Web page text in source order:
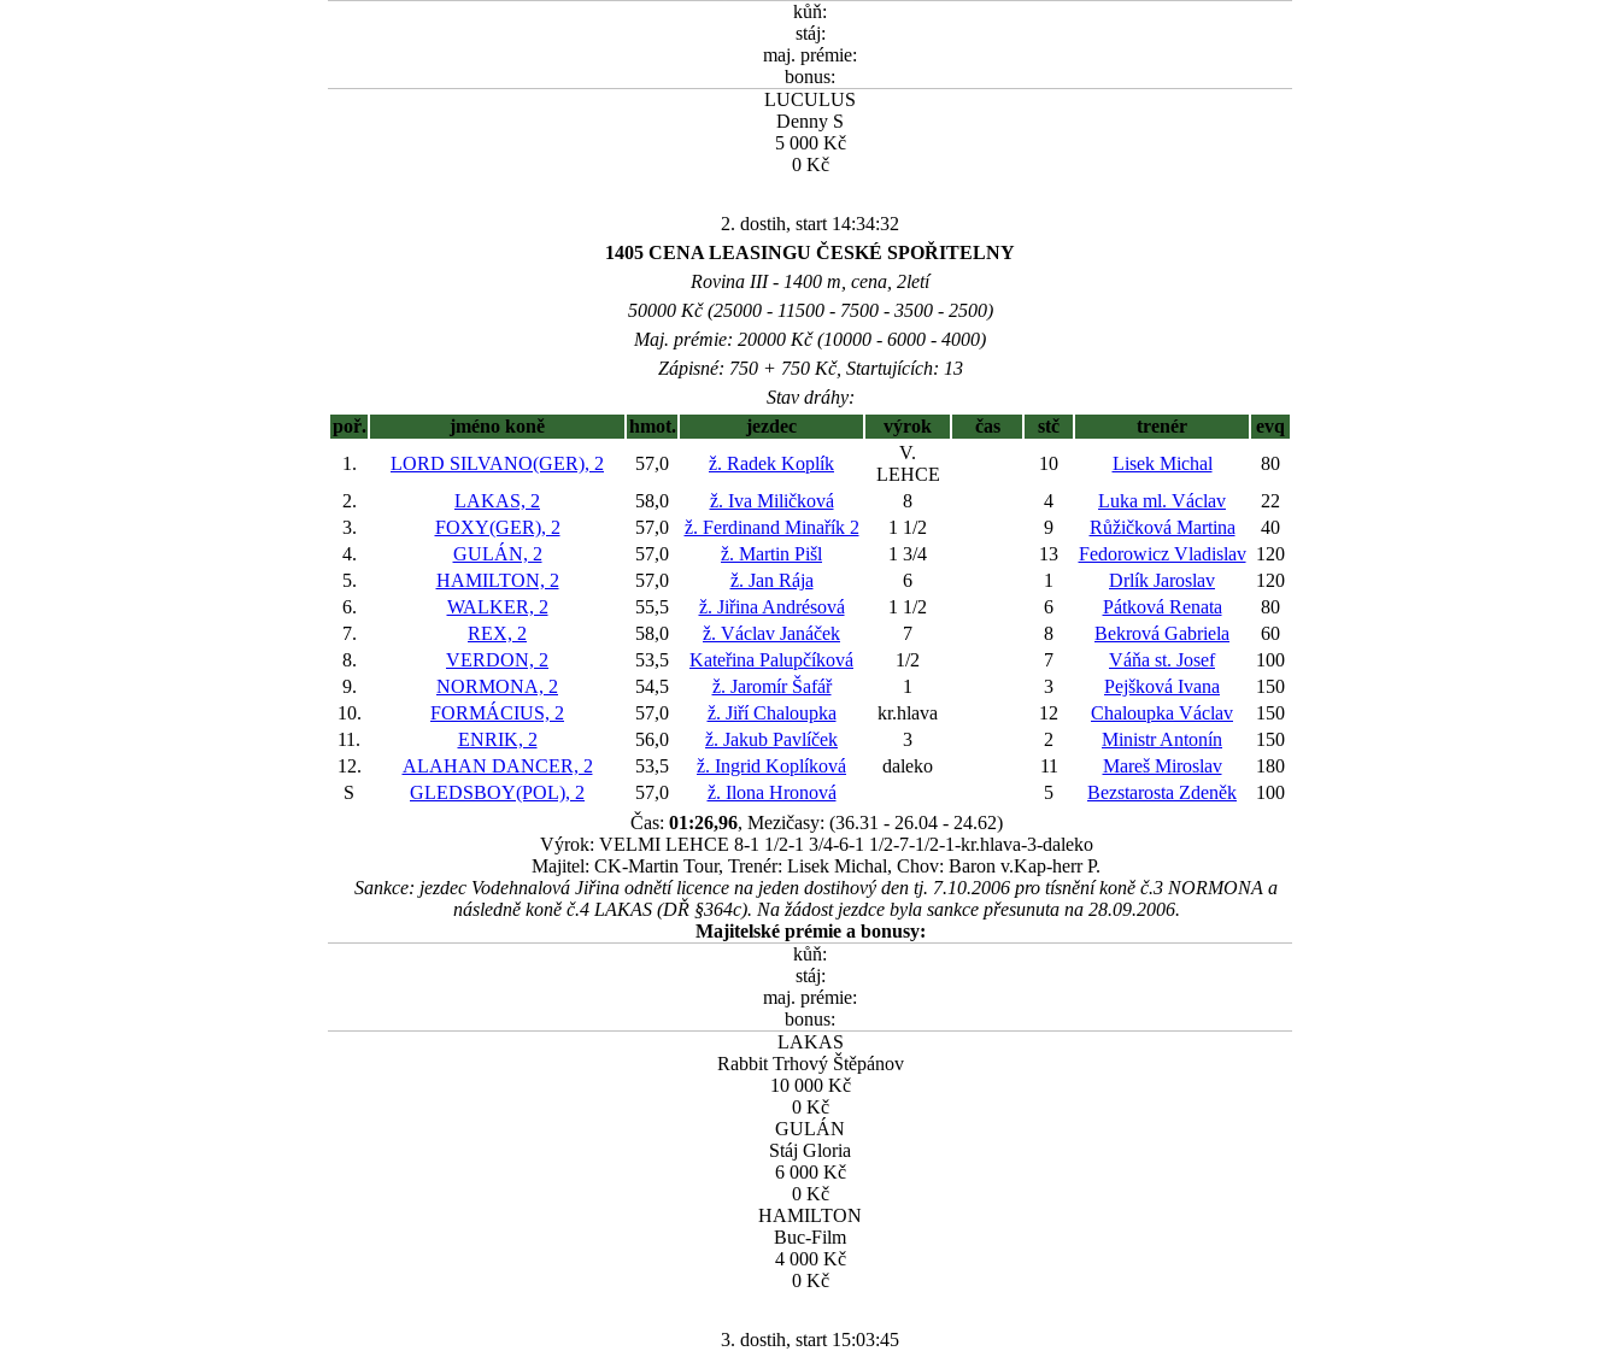
kůň:
stáj:
maj. prémie:
bonus:
LUCULUS
Denny S
5 000 Kč
0 Kč
2. dostih, start 14:34:32
1405 CENA LEASINGU ČESKÉ SPOŘITELNY
Rovina III - 1400 m, cena, 2letí
50000 Kč (25000 - 11500 - 7500 - 3500 - 2500)
Maj. prémie: 20000 Kč (10000 - 6000 - 4000)
Zápisné: 750 + 750 Kč, Startujících: 13
Stav dráhy:
poř.
jméno koně hmot. jezdec výrok čas stč trenér
evq
1.
LORD SILVANO(GER), 2 57,0 ž. Radek Koplík
V.
LEHCE
10 Lisek Michal
80
2.
LAKAS, 2 58,0 ž. Iva Miličková 8 4 Luka ml. Václav
22
3.
FOXY(GER), 2 57,0 ž. Ferdinand Minařík 2 1 1/2 9 Růžičková Martina
40
4.
GULÁN, 2 57,0 ž. Martin Pišl 1 3/4 13 Fedorowicz Vladislav 120
5.
HAMILTON, 2 57,0 ž. Jan Rája 6 1 Drlík Jaroslav
120
6.
WALKER, 2 55,5 ž. Jiřina Andrésová 1 1/2 6 Pátková Renata
80
7.
REX, 2 58,0 ž. Václav Janáček 7 8 Bekrová Gabriela
60
8.
VERDON, 2 53,5 Kateřina Palupčíková 1/2 7 Váňa st. Josef
100
9.
NORMONA, 2 54,5 ž. Jaromír Šafář 1 3 Pejšková Ivana
150
10.
FORMÁCIUS, 2 57,0 ž. Jiří Chaloupka kr.hlava 12 Chaloupka Václav
150
11.
ENRIK, 2 56,0 ž. Jakub Pavlíček 3 2 Ministr Antonín
150
12.
ALAHAN DANCER, 2 53,5 ž. Ingrid Koplíková daleko 11 Mareš Miroslav
180
S
GLEDSBOY(POL), 2 57,0 ž. Ilona Hronová 5 Bezstarosta Zdeněk
100
Čas: 01:26,96, Mezičasy: (36.31 - 26.04 - 24.62)
Výrok: VELMI LEHCE 8-1 1/2-1 3/4-6-1 1/2-7-1/2-1-kr.hlava-3-daleko
Majitel: CK-Martin Tour, Trenér: Lisek Michal, Chov: Baron v.Kap-herr P.
Sankce: jezdec Vodehnalová Jiřina odnětí licence na jeden dostihový den tj. 7.10.2006 pro tísnění koně č.3 NORMONA a
následně koně č.4 LAKAS (DŘ §364c). Na žádost jezdce byla sankce přesunuta na 28.09.2006.
Majitelské prémie a bonusy:
kůň:
stáj:
maj. prémie:
bonus:
LAKAS
Rabbit Trhový Štěpánov
10 000 Kč
0 Kč
GULÁN
Stáj Gloria
6 000 Kč
0 Kč
HAMILTON
Buc-Film
4 000 Kč
0 Kč
3. dostih, start 15:03:45